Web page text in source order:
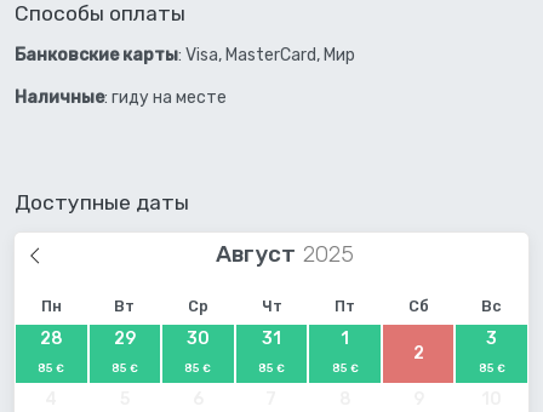
Способы оплаты
Банковские карты: Visa, MasterCard, Мир
Наличные: гиду на месте
Доступные даты
Август
Пн Вт Ср Чт Пт Сб Вс
28
85 €
29
85 €
30
85 €
31
85 €
1
85 €
2
3
85 €